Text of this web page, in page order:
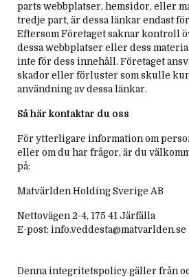
parts webbplatser, hemsidor, eller
tredje part, är dessa länkar endast
Eftersom Företaget saknar kontroll
dessa webbplatser eller dess
inte för dess innehåll. Företaget
skador eller förluster som skulle
användning av dessa länkar.
Så här kontaktar du oss
För ytterligare information om
eller om du har frågor, är du
på:
Matvärlden Holding Sverige AB
Nettovägen 2-4, 175 41 Järfälla
E-post: info.veddesta@matvarlden.se
Denna integritetspolicy gäller från